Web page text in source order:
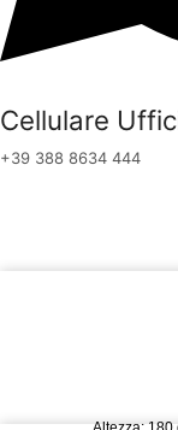
Cellulare
+39 388 8634 444